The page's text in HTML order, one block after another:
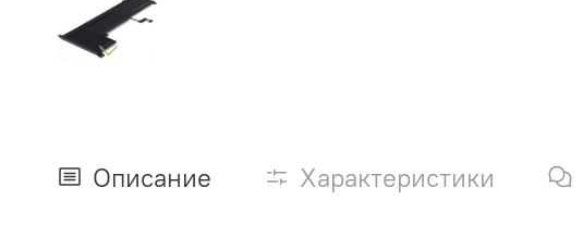
Описание Характеристики